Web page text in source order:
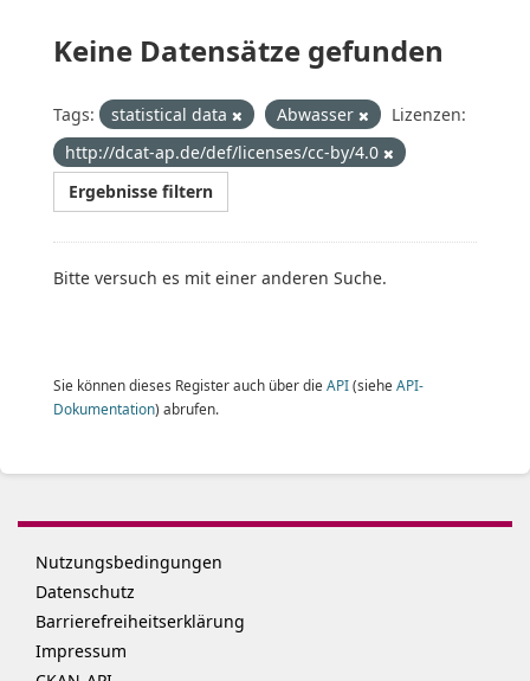
Keine Datensätze gefunden
Tags: statistical data Abwasser
Lizenzen:
http://dcat-ap.de/def/licenses/cc-by/4.0
Ergebnisse filtern
Bitte versuch es mit einer anderen Suche.
Sie können dieses Register auch über die API(siehe API-
Dokumentation) abrufen.
Nutzungsbedingungen
Datenschutz
Barrierefreiheitserklärung
Impressum